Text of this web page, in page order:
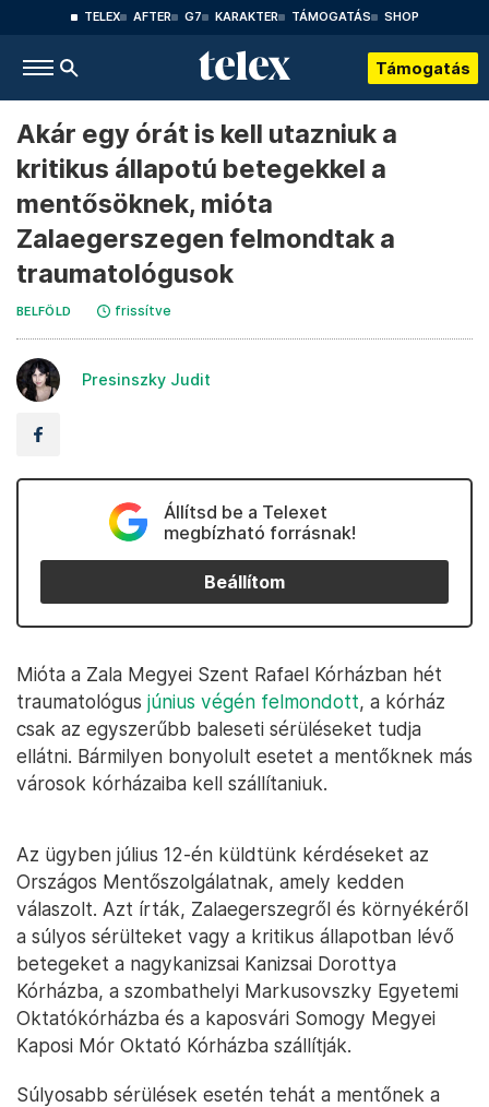
TELEX AFTER G7 KARAKTER TÁMOGATÁS SHOP
Támogatás
Akár egy órát is kell utazniuk a
kritikus állapotú betegekkel a
mentősöknek, mióta
Zalaegerszegen felmondtak a
traumatológusok
BELFÖLD frissítve
Presinszky Judit
Állítsd be a Telexet
megbízható forrásnak!
Beállítom
Mióta a Zala Megyei Szent Rafael Kórházban hét
traumatológus június végén felmondott, a kórház
csak az egyszerűbb baleseti sérüléseket tudja
ellátni. Bármilyen bonyolult esetet a mentőknek más
városok kórházaiba kell szállítaniuk.
Az ügyben július 12-én küldtünk kérdéseket az
Országos Mentőszolgálatnak, amely kedden
válaszolt. Azt írták, Zalaegerszegről és környékéről
a súlyos sérülteket vagy a kritikus állapotban lévő
betegeket a nagykanizsai Kanizsai Dorottya
Kórházba, a szombathelyi Markusovszky Egyetemi
Oktatókórházba és a kaposvári Somogy Megyei
Kaposi Mór Oktató Kórházba szállítják.
Súlyosabb sérülések esetén tehát a mentőnek a